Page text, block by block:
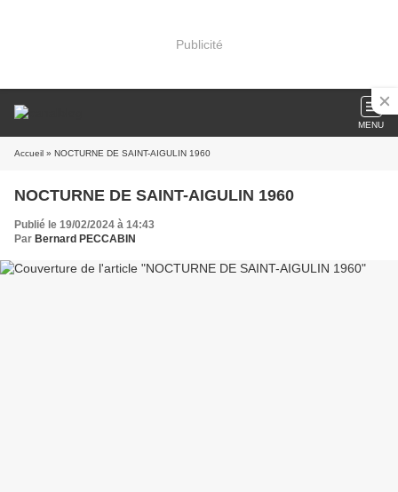
Publicité
MENU
Accueil » NOCTURNE DE SAINT-AIGULIN 1960
NOCTURNE DE SAINT-AIGULIN 1960
Publié le 19/02/2024 à 14:43
Par Bernard PECCABIN